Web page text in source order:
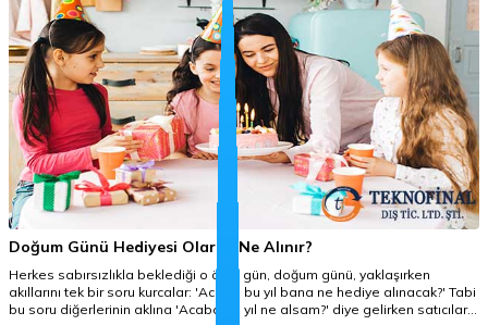
Doğum Günü Hediyesi Olarak Ne Alınır?
Herkes sabırsızlıkla beklediği o özel gün, doğum günü, yaklaşırken
akıllarını tek bir soru kurcalar: 'Acaba bu yıl bana ne hediye alınacak?' Tabi
bu soru diğerlerinin aklına 'Acaba bu yıl ne alsam?' diye gelirken satıcıların